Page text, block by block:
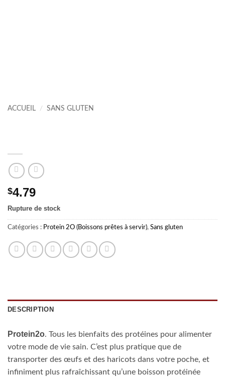
ACCUEIL / SANS GLUTEN
$4.79
Rupture de stock
Catégories : Protein 2O (Boissons prêtes à servir), Sans gluten
DESCRIPTION
Protein2o. Tous les bienfaits des protéines pour alimenter
votre mode de vie sain. C’est plus pratique que de
transporter des œufs et des haricots dans votre poche, et
infiniment plus rafraîchissant qu’une boisson protéinée